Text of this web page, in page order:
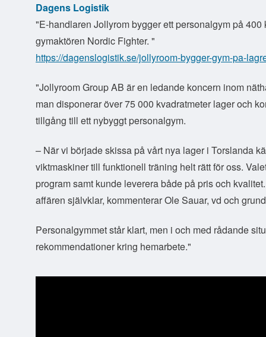
Dagens Logistik
"E-handlaren Jollyrom bygger ett personalgym på
gymaktören Nordic Fighter. "
https://dagenslogistik.se/jollyroom-bygger-gym-pa-
"Jollyroom Group AB är en ledande koncern inom
man disponerar över 75 000 kvadratmeter lager och
tillgång till ett nybyggt personalgym.
– När vi började skissa på vårt nya lager i Torslanda
viktmaskiner till funktionell träning helt rätt för oss.
program samt kunde leverera både på pris och
affären självklar, kommenterar Ole Sauar, vd och
Personalgymmet står klart, men i och med rådande
rekommendationer kring hemarbete."